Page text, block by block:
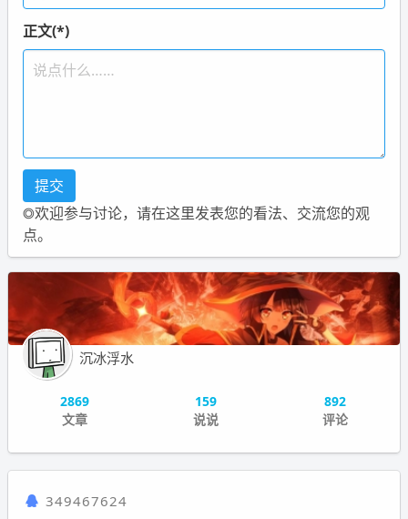
正文(*)
◎欢迎参与讨论，请在这里发表您的看法、交流您的观
点。
沉冰浮水
2869
文章
159
说说
892
评论
349467624